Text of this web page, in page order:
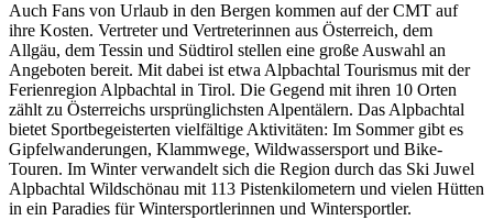
Auch Fans von Urlaub in den Bergen kommen auf der CMT auf
ihre Kosten. Vertreter und Vertreterinnen aus Österreich, dem
Allgäu, dem Tessin und Südtirol stellen eine große Auswahl an
Angeboten bereit. Mit dabei ist etwa Alpbachtal Tourismus mit der
Ferienregion Alpbachtal in Tirol. Die Gegend mit ihren 10 Orten
zählt zu Österreichs ursprünglichsten Alpentälern. Das Alpbachtal
bietet Sportbegeisterten vielfältige Aktivitäten: Im Sommer gibt es
Gipfelwanderungen, Klammwege, Wildwassersport und Bike-
Touren. Im Winter verwandelt sich die Region durch das Ski Juwel
Alpbachtal Wildschönau mit 113 Pistenkilometern und vielen Hütten
in ein Paradies für Wintersportlerinnen und Wintersportler.